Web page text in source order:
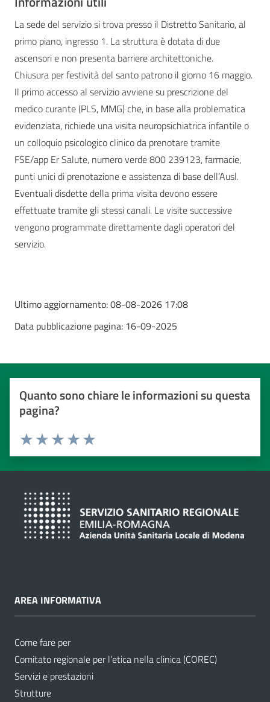
La sede del servizio si trova presso il Distretto Sanitario, al
primo piano, ingresso 1. La struttura è dotata di due
ascensori e non presenta barriere architettoniche.
Chiusura per festività del santo patrono il giorno 16 maggio.
Il primo accesso al servizio avviene su prescrizione del
medico curante (PLS, MMG) che, in base alla problematica
evidenziata, richiede una visita neuropsichiatrica infantile o
un colloquio psicologico clinico da prenotare tramite
FSE/app Er Salute, numero verde 800 239123, farmacie,
punti unici di prenotazione e assistenza di base dell’Ausl.
Eventuali disdette della prima visita devono essere
effettuate tramite gli stessi canali. Le visite successive
vengono programmate direttamente dagli operatori del
servizio.
Ultimo aggiornamento:08-08-2026 17:08
Data pubblicazione pagina: 16-09-2025
Quanto sono chiare le informazioni su questa
pagina?
Valuta da 1 a 5 stelle
Valuta 5 stelle su 5
Valuta 4 stelle su 5
Valuta 3 stelle su 5
Valuta 2 stelle su 5
Valuta 1 stelle su 5
AREA INFORMATIVA
Come fare per
Comitato regionale per l’etica nella clinica (COREC)
Servizi e prestazioni
Strutture